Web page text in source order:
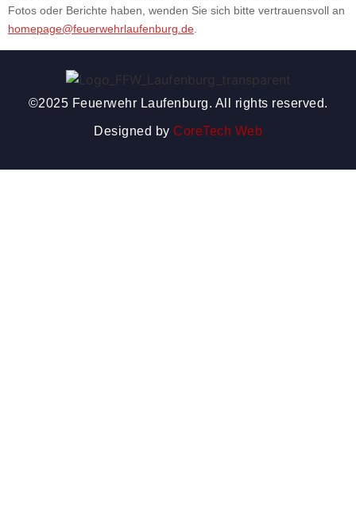
Fotos oder Berichte haben, wenden Sie sich bitte vertrauensvoll an
homepage@feuerwehrlaufenburg.de.
©2025 Feuerwehr Laufenburg. All rights reserved.
Designed by CoreTech Web